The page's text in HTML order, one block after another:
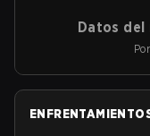
Datos del